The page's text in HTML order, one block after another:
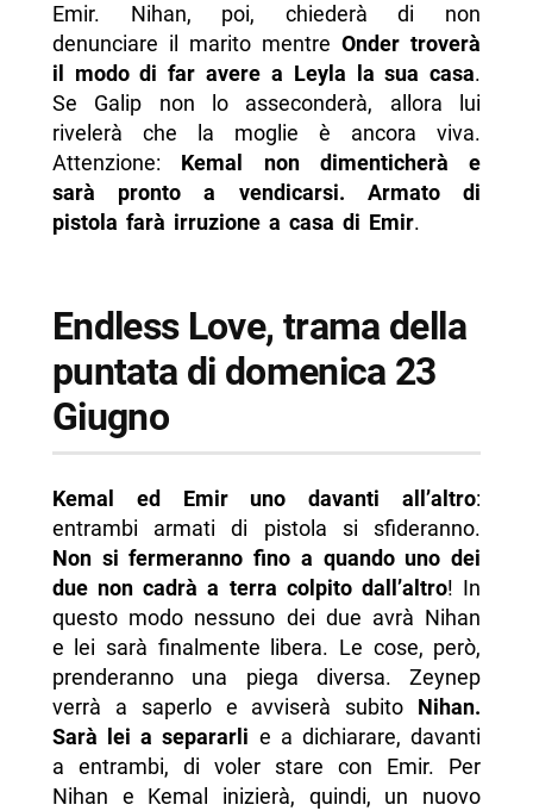
Emir. Nihan, poi, chiederà di non
denunciare il marito mentreOnder troverà
il modo di far avere a Leyla la sua casa.
Se Galip non lo asseconderà, allora lui
rivelerà che la moglie è ancora viva.
Attenzione: Kemal non dimenticherà e
sarà pronto a vendicarsi. Armato di
pistola farà irruzione a casa di Emir.
Endless Love, trama della
puntata di domenica 23
Giugno
Kemal ed Emir uno davanti all’altro:
entrambi armati di pistola si sfideranno.
Non si fermeranno fino a quando uno dei
due non cadrà a terra colpito dall’altro! In
questo modo nessuno dei due avrà Nihan
e lei sarà finalmente libera. Le cose, però,
prenderanno una piega diversa. Zeynep
verrà a saperlo e avviserà subito Nihan.
Sarà lei a separarli e a dichiarare, davanti
a entrambi, di voler stare con Emir. Per
Nihan e Kemal inizierà, quindi, un nuovo